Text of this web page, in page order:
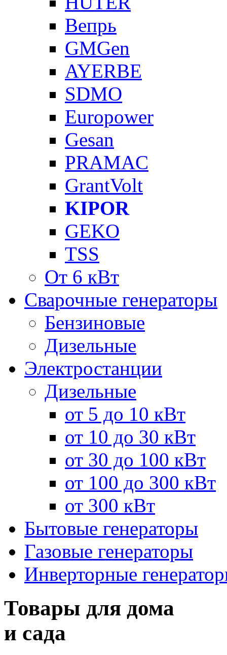
Вепрь
GMGen
AYERBE
SDMO
Europower
Gesan
PRAMAC
GrantVolt
KIPOR
GEKO
TSS
От 6 кВт
Сварочные генераторы
Бензиновые
Дизельные
Электростанции
Дизельные
от 5 до 10 кВт
от 10 до 30 кВт
от 30 до 100 кВт
от 100 до 300 кВт
от 300 кВт
Бытовые генераторы
Газовые генераторы
Инверторные
Товары для дома
и сада